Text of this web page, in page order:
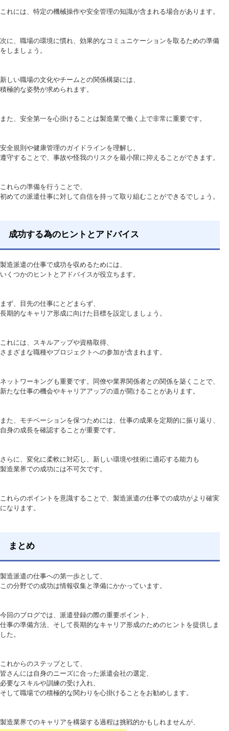
これには、特定の機械操作や安全管理の知識が含まれる場合があります。
次に、職場の環境に慣れ、効果的なコミュニケーションを取るための準備
をしましょう。
新しい職場の文化やチームとの関係構築には、
積極的な姿勢が求められます。
また、安全第一を心掛けることは製造業で働く上で非常に重要です。
安全規則や健康管理のガイドラインを理解し、
遵守することで、事故や怪我のリスクを最小限に抑えることができます。
これらの準備を行うことで、
初めての派遣仕事に対して自信を持って取り組むことができるでしょう。
成功する為のヒントとアドバイス
製造派遣の仕事で成功を収めるためには、
いくつかのヒントとアドバイスが役立ちます。
まず、目先の仕事にとどまらず、
長期的なキャリア形成に向けた目標を設定しましょう。
これには、スキルアップや資格取得、
さまざまな職種やプロジェクトへの参加が含まれます。
ネットワーキングも重要です。同僚や業界関係者との関係を築くことで、
新たな仕事の機会やキャリアアップの道が開けることがあります。
また、モチベーションを保つためには、仕事の成果を定期的に振り返り、
自身の成長を確認することが重要です。
さらに、変化に柔軟に対応し、新しい環境や技術に適応する能力も
製造業界での成功には不可欠です。
これらのポイントを意識することで、製造派遣の仕事での成功がより確実
になります。
まとめ
製造派遣の仕事への第一歩として、
この分野での成功は情報収集と準備にかかっています。
今回のブログでは、派遣登録の際の重要ポイント、
仕事の準備方法、そして長期的なキャリア形成のためのヒントを提供しま
した。
これからのステップとして、
皆さんには自身のニーズに合った派遣会社の選定、
必要なスキルや訓練の受け入れ、
そして職場での積極的な関わりを心掛けることをお勧めします。
製造業界でのキャリアを構築する過程は挑戦的かもしれませんが、